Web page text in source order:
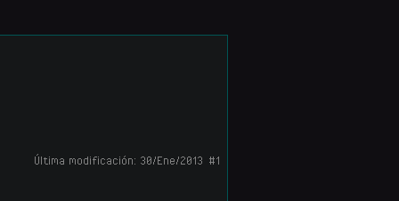
#1
Última modificación: 30/Ene/2013